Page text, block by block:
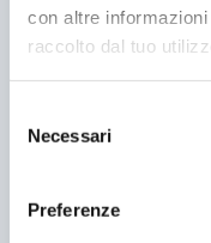
con altre
raccolto dal tuo
delNecessari
Preferenze
ANCONA. BICI